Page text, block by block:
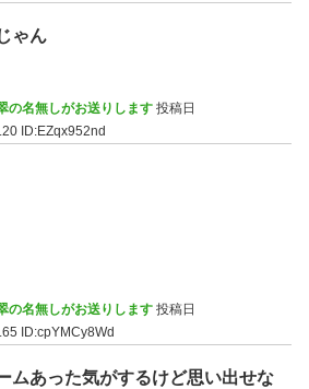
ゃん
の名無しがお送りします 投稿日
ID:EZqx952nd
の名無しがお送りします 投稿日
ID:cpYMCy8Wd
ムあった気がするけど思い出せな